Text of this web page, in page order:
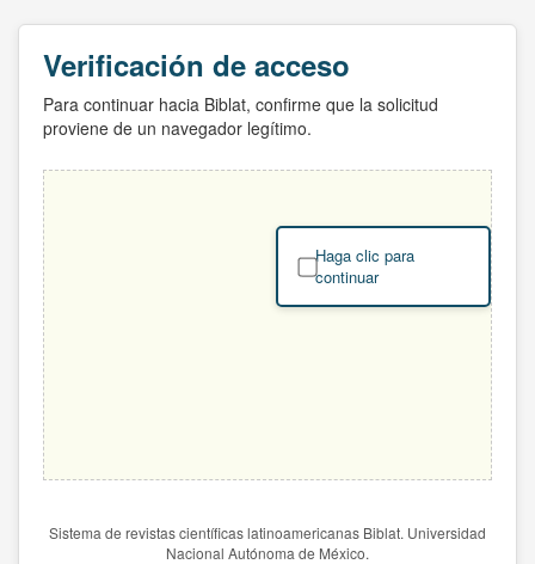
Verificación de acceso
Para continuar hacia Biblat, confirme que la solicitud
proviene de un navegador legítimo.
Haga clic para
continuar
Sistema de revistas científicas latinoamericanas Biblat. Universidad
Nacional Autónoma de México.